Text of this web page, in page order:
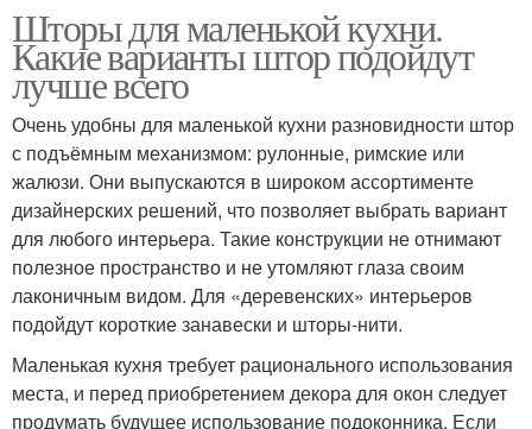
Шторы для маленькой кухни.
Какие варианты штор подойдут
лучше всего
Очень удобны для маленькой кухни разновидности штор
с подъёмным механизмом: рулонные, римские или
жалюзи. Они выпускаются в широком ассортименте
дизайнерских решений, что позволяет выбрать вариант
для любого интерьера. Такие конструкции не отнимают
полезное пространство и не утомляют глаза своим
лаконичным видом. Для «деревенских» интерьеров
подойдут короткие занавески и шторы-нити.
Маленькая кухня требует рационального использования
места, и перед приобретением декора для окон следует
продумать будущее использование подоконника. Если